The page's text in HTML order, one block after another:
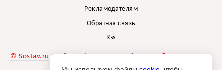
Рекламодателям
Обратная связь
Rss
© Sostav.ru 1998-2026 Независимый проектбрендингового
агентства Depot